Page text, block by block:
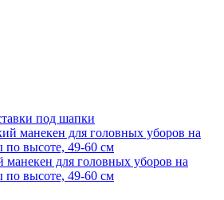
под шапки
манекен для головных уборов на
по высоте, 49-60 см